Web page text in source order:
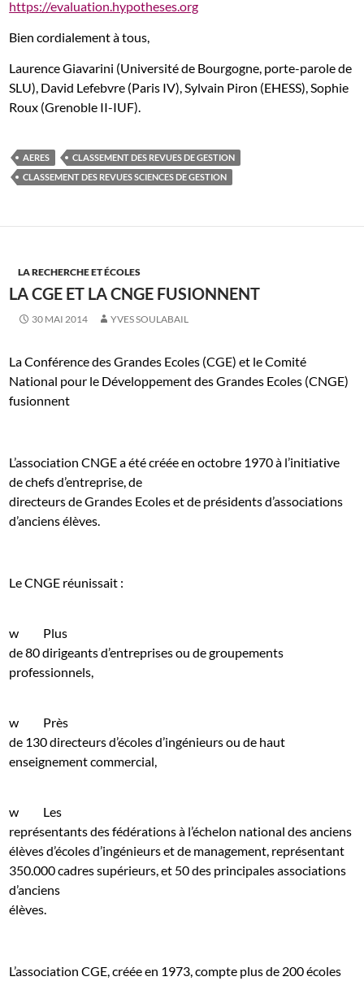
https://evaluation.hypotheses.org
Bien cordialement à tous,
Laurence Giavarini (Université de Bourgogne, porte-parole de
SLU), David Lefebvre (Paris IV), Sylvain Piron (EHESS), Sophie
Roux (Grenoble II-IUF).
AERES
CLASSEMENT DES REVUES DE GESTION
CLASSEMENT DES REVUES SCIENCES DE GESTION
LA RECHERCHE ET ÉCOLES
LA CGE ET LA CNGE FUSIONNENT
30 MAI 2014 YVES SOULABAIL
La Conférence des Grandes Ecoles (CGE) et le Comité
National pour le Développement des Grandes Ecoles (CNGE)
fusionnent
L’association CNGE a été créée en octobre 1970 à l’initiative
de chefs d’entreprise, de
directeurs de Grandes Ecoles et de présidents d’associations
d’anciens élèves.
Le CNGE réunissait :
w
Plus
de 80 dirigeants d’entreprises ou de groupements
professionnels,
w
Près
de 130 directeurs d’écoles d’ingénieurs ou de haut
enseignement commercial,
w
Les
représentants des fédérations à l’échelon national des anciens
élèves d’écoles d’ingénieurs et de management, représentant
350.000 cadres supérieurs, et 50 des principales associations
d’anciens
élèves.
L’association CGE, créée en 1973, compte plus de 200 écoles